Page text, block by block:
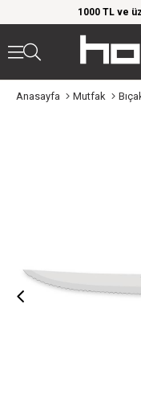
1000 TL ve
Anasayfa Mutfak